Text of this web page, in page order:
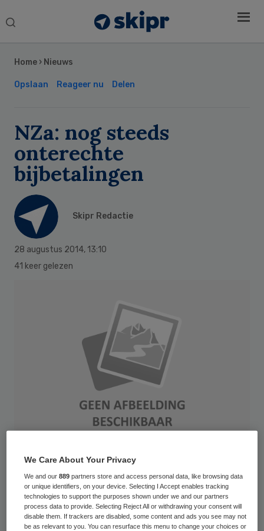
Search
Home › Nieuws
Opslaan Reageer nu Delen
NZa: nog steeds
onterechte
bijbetalingen
Skipr Redactie
28 augustus 2014, 13:10
41 keer gelezen
VerkehrsRundschau 2014 Publikationsname / Publikationsnummer / E-Tag
TT.MM.JJJJ (optional)
In een aantal verpleeg- en
Sidebar
We Care About Your Privacy
We and our889 partners store and access personal data, like browsing data
or unique identifiers, on your device. Selecting I Accept enables tracking
technologies to support the purposes shown under we and our partners
process data to provide. Selecting Reject All or withdrawing your consent will
disable them. If trackers are disabled, some content and ads you see may not
be as relevant to you. You can resurface this menu to change your choices or